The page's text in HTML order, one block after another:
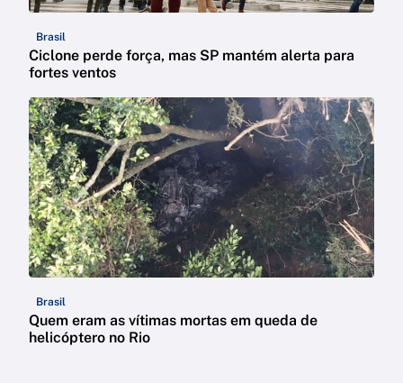
Brasil
Ciclone perde força, mas SP mantém alerta para
fortes ventos
Brasil
Quem eram as vítimas mortas em queda de
helicóptero no Rio